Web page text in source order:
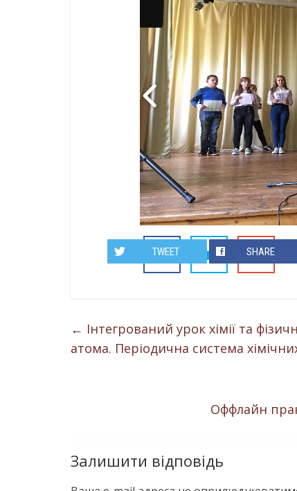
TWEET SHARE
← Інтегрований урок хімії та
атома. Періодична система
Оффлайн
Залишити відповідь